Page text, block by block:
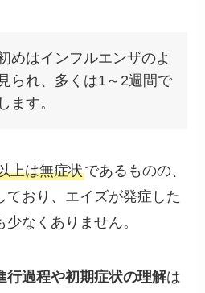
めはインフルエンザのよ
られ、多くは1～2週間で
ます。
上は無症状であるものの、
ており、エイズが発症した
なくありません。
行過程や初期症状の理解は